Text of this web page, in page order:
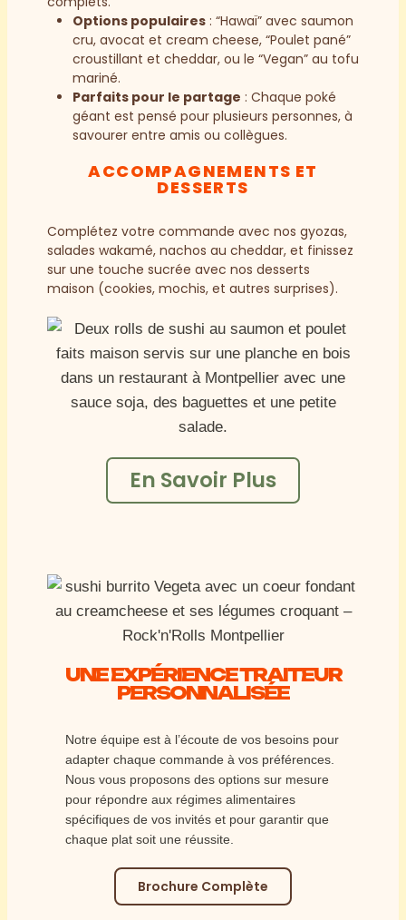
Options populaires : “Hawaï” avec saumon
cru, avocat et cream cheese, “Poulet pané”
croustillant et cheddar, ou le “Vegan” au tofu
mariné.
Parfaits pour le partage : Chaque poké
géant est pensé pour plusieurs personnes, à
savourer entre amis ou collègues.
ACCOMPAGNEMENTS ET
DESSERTS
Complétez votre commande avec nos gyozas,
salades wakamé, nachos au cheddar, et finissez
sur une touche sucrée avec nos desserts
maison (cookies, mochis, et autres surprises).
En Savoir Plus
UNE EXPÉRIENCE TRAITEUR
PERSONNALISÉE
Notre équipe est à l’écoute de vos besoins pour
adapter chaque commande à vos préférences.
Nous vous proposons des options sur mesure
pour répondre aux régimes alimentaires
spécifiques de vos invités et pour garantir que
chaque plat soit une réussite.
Brochure Complète